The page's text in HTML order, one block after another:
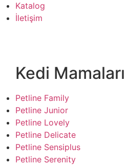
Katalog
İletişim
Kedi Mamaları
Petline Family
Petline Junior
Petline Lovely
Petline Delicate
Petline Sensiplus
Petline Serenity